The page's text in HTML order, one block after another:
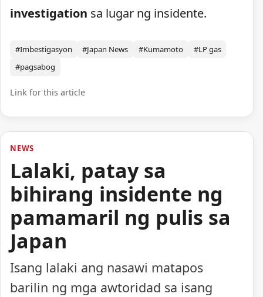
investigation sa lugar ng insidente.
#Imbestigasyon #Japan News #Kumamoto
#LP gas
#pagsabog
Link for this article
NEWS
Lalaki, patay sa
bihirang insidente ng
pamamaril ng pulis sa
Japan
Isang lalaki ang nasawi matapos
barilin ng mga awtoridad sa isang